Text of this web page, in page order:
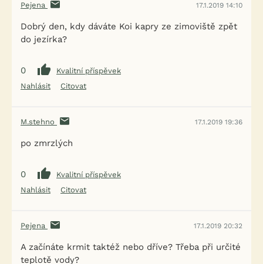
Pejena 17.1.2019 14:10
Dobrý den, kdy dáváte Koi kapry ze zimoviště zpět
do jezírka?
0
Kvalitní příspěvek
Nahlásit
Citovat
M.stehno 17.1.2019 19:36
po zmrzlých
0
Kvalitní příspěvek
Nahlásit
Citovat
Pejena 17.1.2019 20:32
A začínáte krmit taktéž nebo dříve? Třeba při určité
teplotě vody?